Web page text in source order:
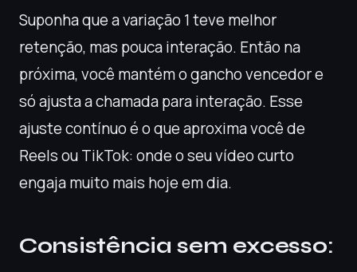
Suponha que a variação 1 teve melhor
retenção, mas pouca interação. Então na
próxima, você mantém o gancho vencedor e
só ajusta a chamada para interação. Esse
ajuste contínuo é o que aproxima você de
Reels ou TikTok: onde o seu vídeo curto
engaja muito mais hoje em dia.
Consistência sem excesso: